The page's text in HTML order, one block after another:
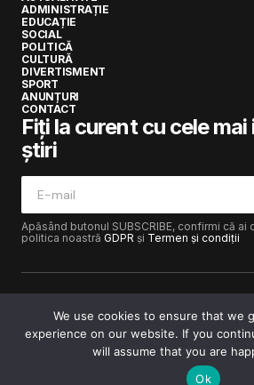
ADMINISTRAȚIE
EDUCAȚIE
SOCIAL
POLITICĂ
CULTURĂ
DIVERTISMENT
SPORT
ANUNȚURI
CONTACT
Fiți la curent cu cele
știri
Apăsând butonul SUBSCRIBE, confirmi că ai
politica noastră GDPR și Termen și condiții
Copyright © 2017-2025Lugojeanul.ro·
rezervate · Dezvoltat dePower Media FX
We use cookies to ensure that we
experience on our website. If you
will assume that you are
Ok